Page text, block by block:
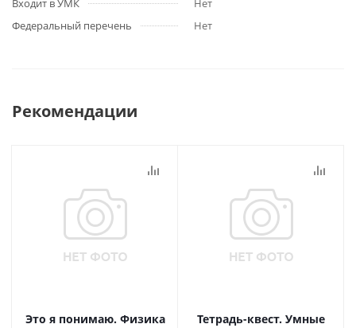
Входит в УМК
Нет
Федеральный перечень
Нет
Рекомендации
Это я понимаю. Физика
Тетрадь-квест. Умные